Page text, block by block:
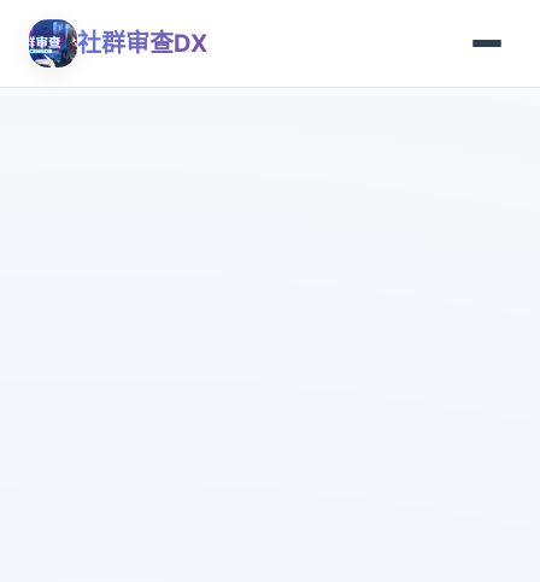
社群审查DX